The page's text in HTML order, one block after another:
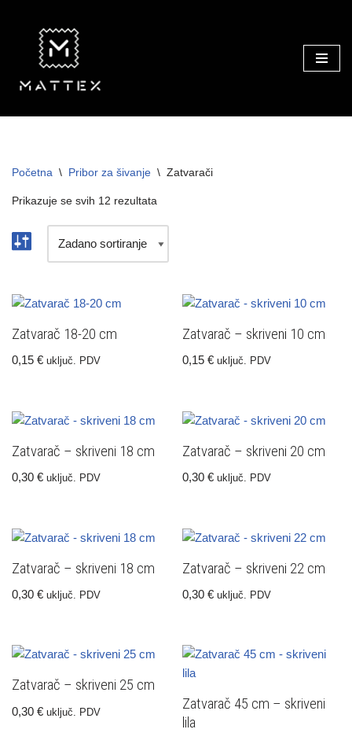
content
Početna \ Pribor za šivanje \ Zatvarači
Prikazuje se svih 12 rezultata
Zatvarač 18-20 cm
0,15 € uključ. PDV
Zatvarač – skriveni 10 cm
0,15€ uključ. PDV
Zatvarač – skriveni 18 cm
0,30 € uključ. PDV
Zatvarač – skriveni 20 cm
0,30€ uključ. PDV
Zatvarač – skriveni 18 cm
0,30 € uključ. PDV
Zatvarač – skriveni 22 cm
0,30€ uključ. PDV
Zatvarač – skriveni 25 cm
0,30 € uključ. PDV
Zatvarač 45 cm – skriveni
lila